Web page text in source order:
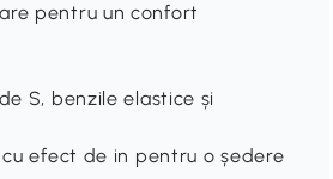
pentru un confort
S, benzile elastice și
efect de in pentru o ședere